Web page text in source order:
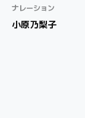
ナレーション
小原乃梨子